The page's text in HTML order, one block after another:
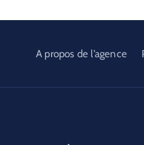
A propos de l’agence